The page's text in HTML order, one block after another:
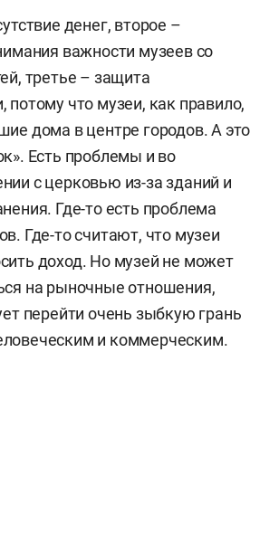
денег, второе –
важности музеев со
третье – защита
потому что музеи, как правило,
дома в центре городов. А это
Есть проблемы и во
с церковью из-за зданий и
Где-то есть проблема
Где-то считают, что музеи
доход. Но музей не может
на рыночные отношения,
перейти очень зыбкую грань
и коммерческим.